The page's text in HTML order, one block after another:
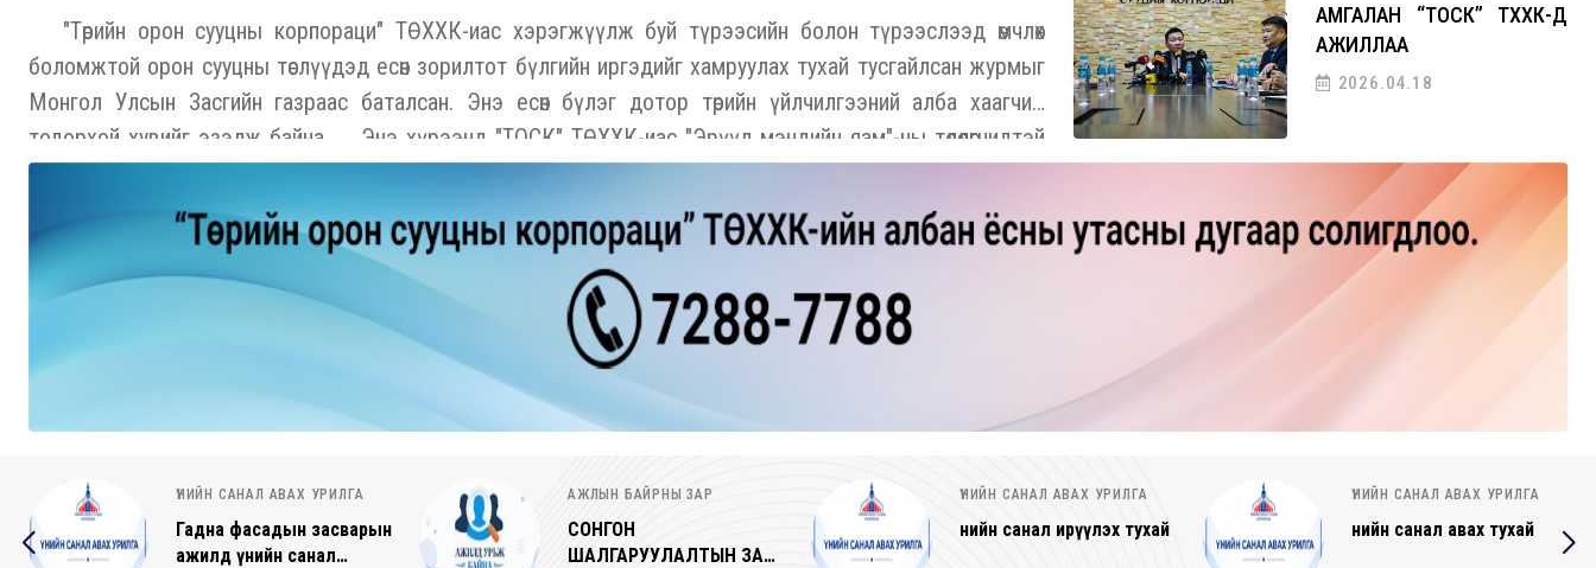
"Төрийн орон сууцны корпораци" ТӨХХК-иас хэрэгжүүлж буй түрээсийн болон түрээслээд өмчлөх
боломжтой орон сууцны төслүүдэд есөн зорилтот бүлгийн иргэдийг хамруулах тухай тусгайлсан журмыг
Монгол Улсын Засгийн газраас баталсан. Энэ есөн бүлэг дотор төрийн үйлчилгээний алба хаагчид
тодорхой хувийг эзэлж байна. Энэ хүрээнд "ТОСК" ТӨХХК-иас "Эрүүл мэндийн яам"-ны төлөөлөгчидтэй
уулзаж, санал со…
АМГАЛАН “ТОСК” ТӨХХК-Д
АЖИЛЛАА
2026.04.18
АЖЛЫН БАЙРНЫ ЗАР
СОНГОН
ШАЛГАРУУЛАЛТЫН ЗАР
ҮНИЙН САНАЛ АВАХ УРИЛГА
Үнийн санал ирүүлэх тухай
ҮНИЙН САНАЛ АВАХ УРИЛГА
Үнийн санал авах тухай
ҮНИЙН САНАЛ АВАХ УРИЛГА
Үнийн санал ирүүлэх тухай